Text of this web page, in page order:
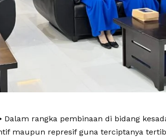
Dalam rangka pembinaan di bidang
maupun represif guna terciptanya